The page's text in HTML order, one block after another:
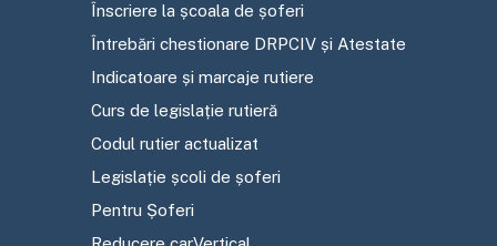
Înscriere la școala de șoferi
Întrebări chestionare DRPCIV și Atestate
Indicatoare și marcaje rutiere
Curs de legislație rutieră
Codul rutier actualizat
Legislație școli de șoferi
Pentru Șoferi